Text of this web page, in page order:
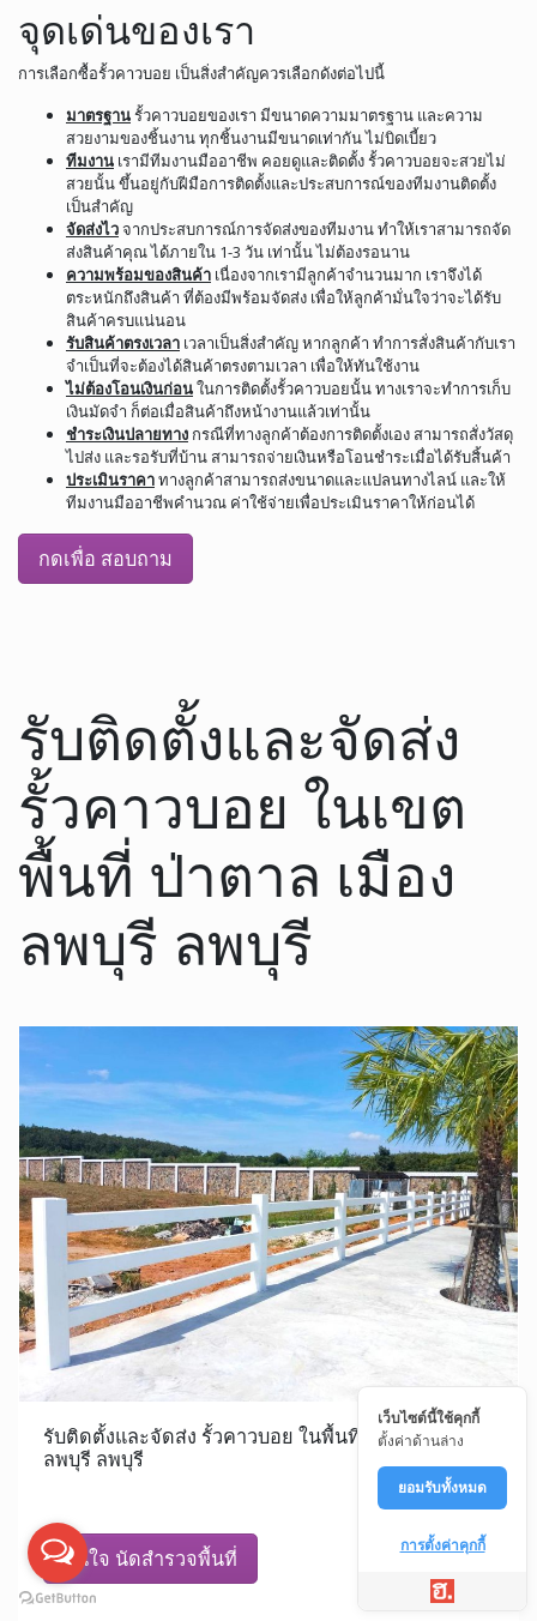
จุดเด่นของเรา
การเลือกซื้อรั้วคาวบอย เป็นสิ่งสำคัญควรเลือกดังต่อไปนี้
มาตรฐานรั้วคาวบอยของเรา มีขนาดความมาตรฐาน และความ
สวยงามของชิ้นงาน ทุกชิ้นงานมีขนาดเท่ากัน ไม่บิดเบี้ยว
ทีมงาน เรามีทีมงานมืออาชีพ คอยดูและติดตั้ง รั้วคาวบอยจะสวยไม่
สวยนั้น ขึ้นอยู่กับฝีมือการติดตั้งและประสบการณ์ของทีมงานติดตั้ง
เป็นสำคัญ
จัดส่งไวจากประสบการณ์การจัดส่งของทีมงาน ทำให้เราสามารถจัด
ส่งสินค้าคุณ ได้ภายใน 1-3 วัน เท่านั้น ไม่ต้องรอนาน
ความพร้อมของสินค้า เนื่องจากเรามีลูกค้าจำนวนมาก เราจึงได้
ตระหนักถึงสินค้า ที่ต้องมีพร้อมจัดส่ง เพื่อให้ลูกค้ามั่นใจว่าจะได้รับ
สินค้าครบแน่นอน
รับสินค้าตรงเวลา เวลาเป็นสิ่งสำคัญ หากลูกค้า ทำการสั่งสินค้ากับเรา
จำเป็นที่จะต้องได้สินค้าตรงตามเวลา เพื่อให้ทันใช้งาน
ไม่ต้องโอนเงินก่อนในการติดตั้งรั้วคาวบอยนั้น ทางเราจะทำการเก็บ
เงินมัดจำ ก็ต่อเมื่อสินค้าถึงหน้างานแล้วเท่านั้น
ชำระเงินปลายทาง กรณีที่ทางลูกค้าต้องการติดตั้งเอง สามารถสั่งวัสดุ
ไปส่ง และรอรับที่บ้าน สามารถจ่ายเงินหรือโอนชำระเมื่อได้รับสิ้นค้า
ประเมินราคาทางลูกค้าสามารถส่งขนาดและแปลนทางไลน์ และให้
ทีมงานมืออาชีพคำนวณ ค่าใช้จ่ายเพื่อประเมินราคาให้ก่อนได้
กดเพื่อ สอบถาม
รับติดตั้งและจัดส่ง
รั้วคาวบอย ในเขต
พื้นที่ ป่าตาล เมือง
ลพบุรี ลพบุรี
รับติดตั้งและจัดส่ง รั้วคาวบอย ในพื้นที่ ป่าตาล เมือง
ลพบุรี ลพบุรี
สนใจ นัดสำรวจพื้นที่
เว็บไซต์นี้ใช้คุกกี้
ตั้งค่าด้านล่าง
ยอมรับทั้งหมด
การตั้งค่าคุกกี้